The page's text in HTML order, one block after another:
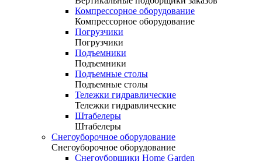
Компрессорное оборудование
Компрессорное оборудование
Погрузчики
Погрузчики
Подъемники
Подъемники
Подъемные столы
Подъемные столы
Тележки гидравлические
Тележки гидравлические
Штабелеры
Штабелеры
Снегоуборочное оборудование
Снегоуборочное оборудование
Снегоуборщики Home Garden